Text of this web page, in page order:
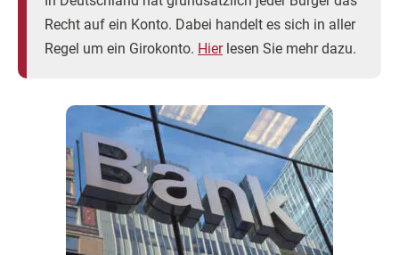
Recht auf ein Konto. Dabei handelt es sich in aller
Regel um ein Girokonto. Hierlesen Sie mehr dazu.